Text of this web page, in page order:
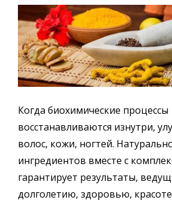
Когда биохимические процессы
восстанавливаются изнутри,
волос, кожи, ногтей.
ингредиентов вместе с
гарантирует результаты,
долголетию, здоровью,